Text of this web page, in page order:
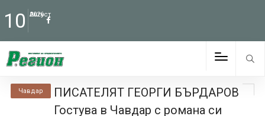
10 Август
2026
Чавдар
ПИСАТЕЛЯТ ГЕОРГИ БЪРДАРОВ
Гостува в Чавдар с романа си